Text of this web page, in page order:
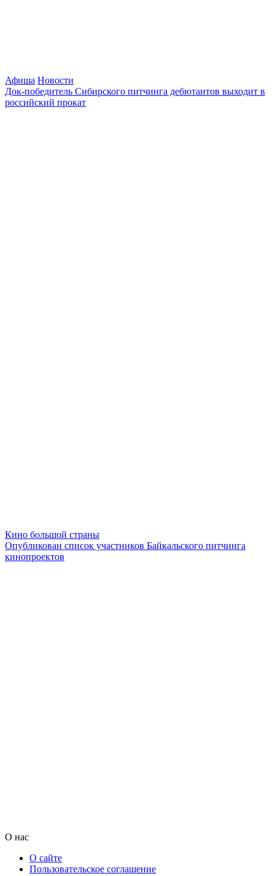
Афиша Новости
Док-победитель Сибирского питчинга дебютантов выходит в
российский прокат
Кино большой страны
Опубликован список участников Байкальского питчинга
кинопроектов
О нас
О сайте
Пользовательское соглашение